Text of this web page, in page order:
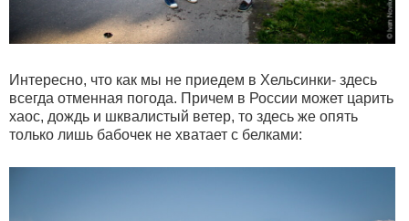
Интересно, что как мы не приедем в Хельсинки- здесь
всегда отменная погода. Причем в России может царить
хаос, дождь и шквалистый ветер, то здесь же опять
только лишь бабочек не хватает с белками: